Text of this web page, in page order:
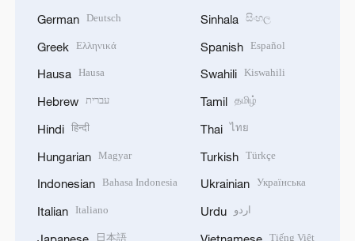
German Deutsch
Greek Ελληνικά
Hausa Hausa
Hebrew עברית
Hindi हिन्दी
Hungarian Magyar
Indonesian Bahasa Indonesia
Italian Italiano
日本語
Sinhala සිංහල
Spanish Español
Swahili Kiswahili
Tamil தமிழ்
Thai ไทย
Turkish Türkçe
Ukrainian Українська
Urdu اردو
Tiếng Việt